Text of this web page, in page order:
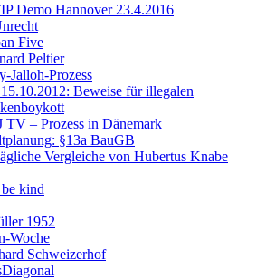
Demo Hannover 23.4.2016
Five
Peltier
Jalloh-Prozess
Beweise für illegalen
TV – Prozess in Dänemark
§13a BauGB
Vergleiche von Hubertus Knabe
kind
1952
Woche
Schweizerhof